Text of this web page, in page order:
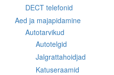
DECT telefonid
Aed ja majapidamine
Autotarvikud
Autotelgid
Jalgrattahoidjad
Katuseraamid